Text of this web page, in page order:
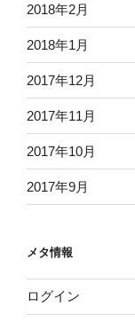
2018年2月
2018年1月
2017年12月
2017年11月
2017年10月
2017年9月
メタ情報
ログイン